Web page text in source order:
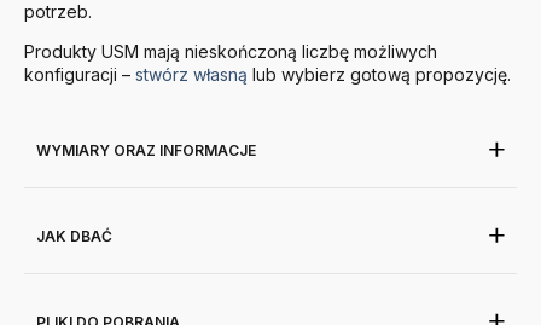
potrzeb.
Produkty USM mają nieskończoną liczbę możliwych
konfiguracji – stwórz własną lub wybierz gotową propozycję.
WYMIARY ORAZ INFORMACJE
JAK DBAĆ